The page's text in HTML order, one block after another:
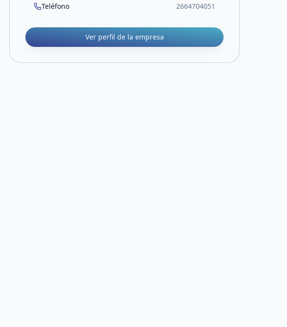
Teléfono 2664704051
Ver perfil de la empresa